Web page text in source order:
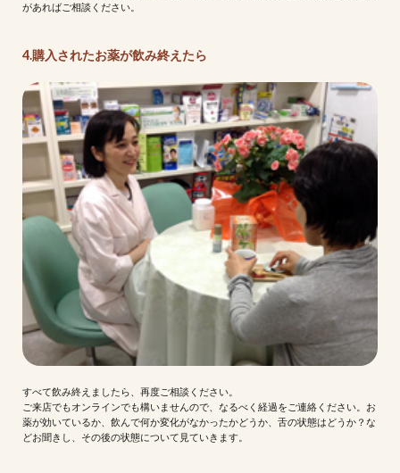
があればご相談ください。
4.購入されたお薬が飲み終えたら
すべて飲み終えましたら、再度ご相談ください。
ご来店でもオンラインでも構いませんので、なるべく経過をご連絡ください。お
薬が効いているか、飲んで何か変化がなかったかどうか、舌の状態はどうか？な
どお聞きし、その後の状態について見ていきます。